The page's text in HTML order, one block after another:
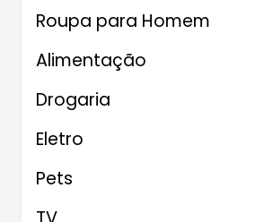
Roupa para Homem
Alimentação
Drogaria
Eletro
Pets